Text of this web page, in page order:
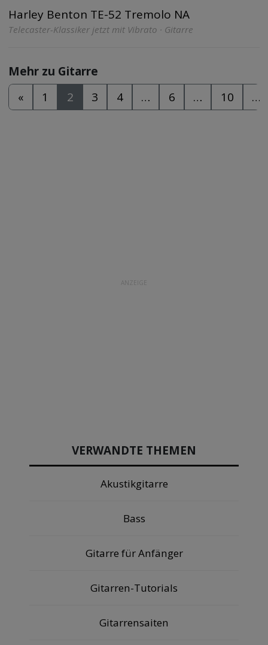
Harley Benton TE-52 Tremolo NA
Telecaster-Klassiker jetzt mit Vibrato · Gitarre
Mehr zu Gitarre
«
1 2 3 4 … 6 … 10 …
ANZEIGE
VERWANDTE THEMEN
Akustikgitarre
Bass
Gitarre für Anfänger
Gitarren-Tutorials
Gitarrensaiten